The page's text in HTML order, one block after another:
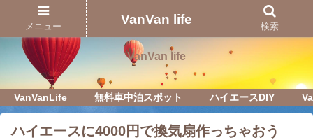
Just another WordPress site
VanVan life
VanVanLife 無料車中泊スポット ハイエースDIY
ハイエースに4000円で換気扇作っちゃおう
メニュー VanVan life 検索